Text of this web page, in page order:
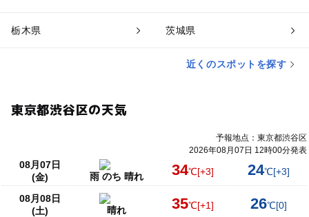
栃木県 茨城県
近くのスポットを探す
東京都渋谷区の天気
予報地点：東京都渋谷区
2026年08月07日 12時00分発表
08月07日
(金)
雨 のち 晴れ 34℃[+3] 24℃[+3]
08月08日
(土)
晴れ 35℃[+1] 26℃[0]